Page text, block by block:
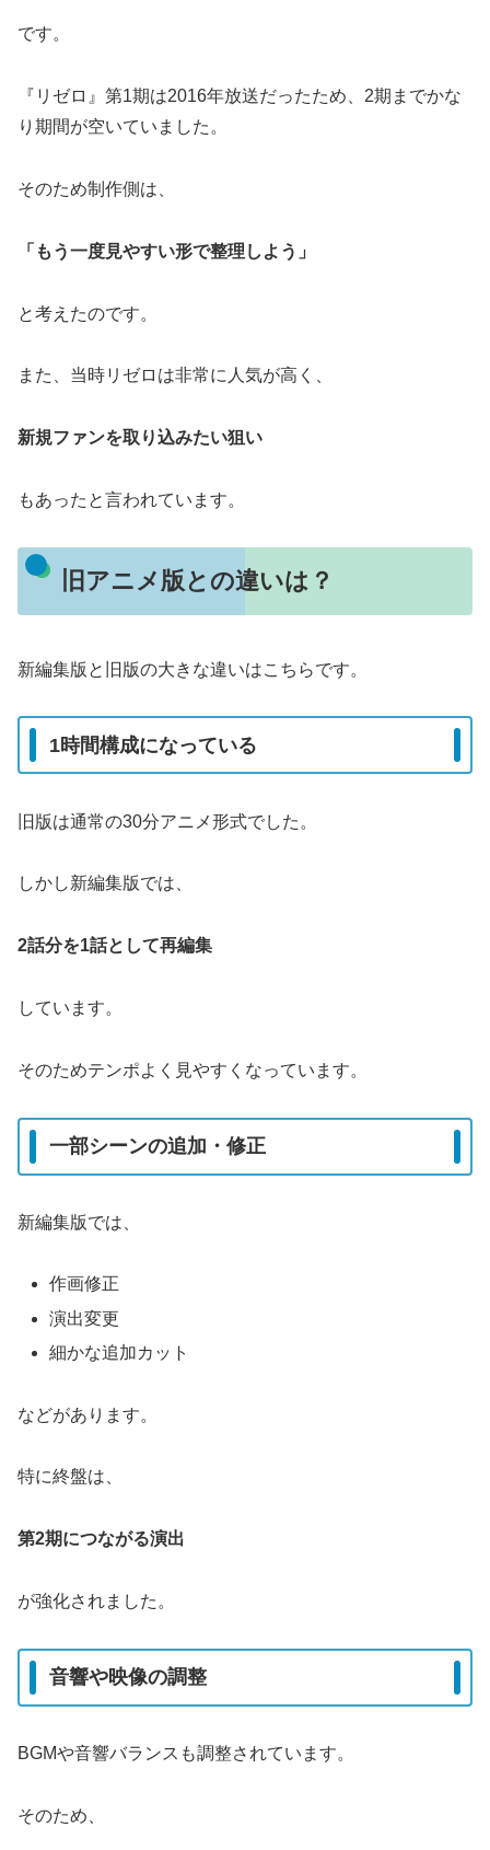
です。
『リゼロ』第1期は2016年放送だったため、2期までかな
り期間が空いていました。
そのため制作側は、
「もう一度見やすい形で整理しよう」
と考えたのです。
また、当時リゼロは非常に人気が高く、
新規ファンを取り込みたい狙い
もあったと言われています。
旧アニメ版との違いは？
新編集版と旧版の大きな違いはこちらです。
1時間構成になっている
旧版は通常の30分アニメ形式でした。
しかし新編集版では、
2話分を1話として再編集
しています。
そのためテンポよく見やすくなっています。
一部シーンの追加・修正
新編集版では、
作画修正
演出変更
細かな追加カット
などがあります。
特に終盤は、
第2期につながる演出
が強化されました。
音響や映像の調整
BGMや音響バランスも調整されています。
そのため、